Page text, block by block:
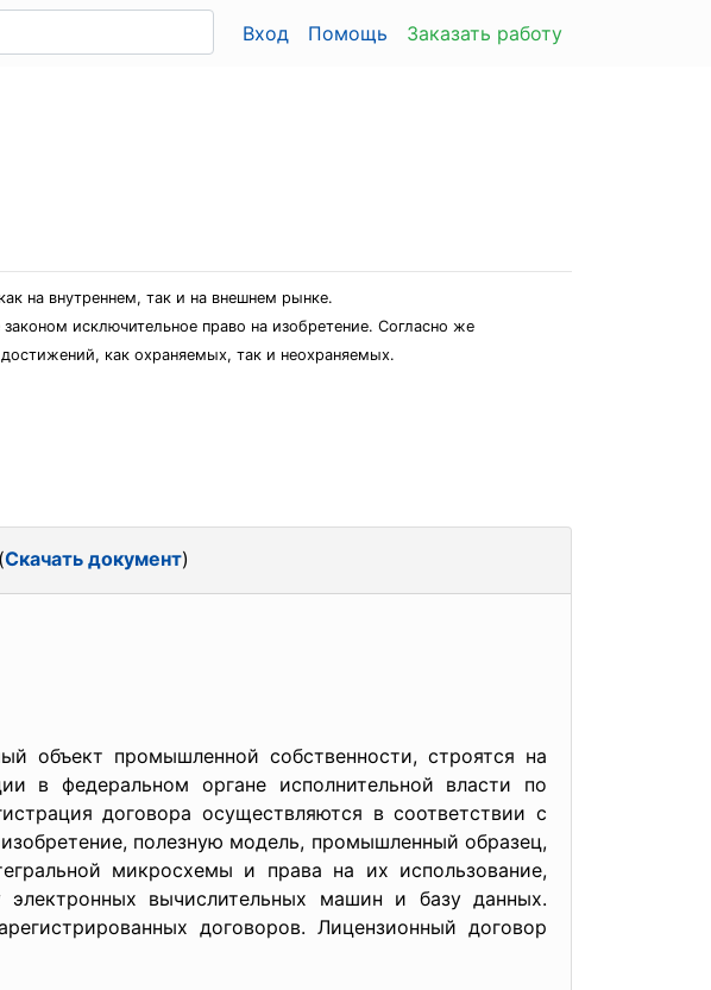
Вход Помощь Заказать работу
на внутреннем, так и на внешнем рынке.
исключительное право на изобретение. Согласно же
как охраняемых, так и неохраняемых.
Скачать документ)
объект промышленной собственности, строятся на
в федеральном органе исполнительной власти по
договора осуществляются в соответствии с
полезную модель, промышленный образец,
микросхемы и права на их использование,
вычислительных машин и базу данных.
договоров. Лицензионный договор